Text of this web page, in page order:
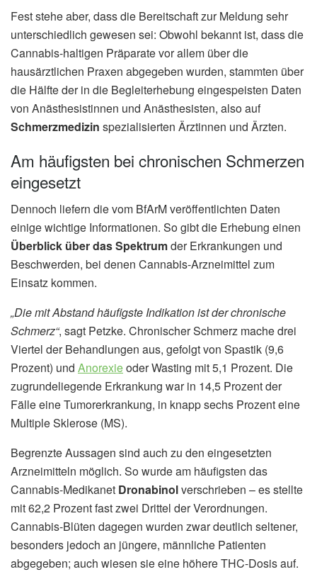
Fest stehe aber, dass die Bereitschaft zur Meldung sehr
unterschiedlich gewesen sei: Obwohl bekannt ist, dass die
Cannabis-haltigen Präparate vor allem über die
hausärztlichen Praxen abgegeben wurden, stammten über
die Hälfte der in die Begleiterhebung eingespeisten Daten
von Anästhesistinnen und Anästhesisten, also auf
Schmerzmedizin spezialisierten Ärztinnen und Ärzten.
Am häufigsten bei chronischen Schmerzen
eingesetzt
Dennoch liefern die vom BfArM veröffentlichten Daten
einige wichtige Informationen. So gibt die Erhebung einen
Überblick über das Spektrumder Erkrankungen und
Beschwerden, bei denen Cannabis-Arzneimittel zum
Einsatz kommen.
„Die mit Abstand häufigste Indikation ist der chronische
Schmerz“, sagt Petzke. Chronischer Schmerz mache drei
Viertel der Behandlungen aus, gefolgt von Spastik (9,6
Prozent) und Anorexieoder Wasting mit 5,1 Prozent. Die
zugrundeliegende Erkrankung war in 14,5 Prozent der
Fälle eine Tumorerkrankung, in knapp sechs Prozent eine
Multiple Sklerose (MS).
Begrenzte Aussagen sind auch zu den eingesetzten
Arzneimitteln möglich. So wurde am häufigsten das
Cannabis-Medikanet Dronabinolverschrieben – es stellte
mit 62,2 Prozent fast zwei Drittel der Verordnungen.
Cannabis-Blüten dagegen wurden zwar deutlich seltener,
besonders jedoch an jüngere, männliche Patienten
abgegeben; auch wiesen sie eine höhere THC-Dosis auf.